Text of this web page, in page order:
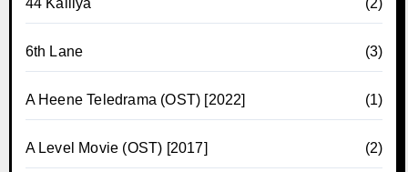
44 Kalliya (2)
6th Lane (3)
A Heene Teledrama (OST) [2022] (1)
A Level Movie (OST) [2017] (2)